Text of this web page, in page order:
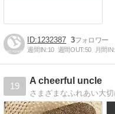
1232387 3
週間IN:10 週間OUT:50 月間IN:
19
A cheerful uncle